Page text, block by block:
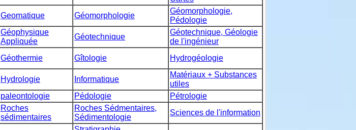
Geomatique Géomorphologie
Géomorphologie,
Pédologie
Géophysique
Appliquée
Géotechnique
Géotechnique, Géologie
de l'ingénieur
Géothermie Gîtologie
Hydrogéologie
Hydrologie Informatique
Matériaux + Substances
utiles
paleontologie Pédologie
Pétrologie
Roches
sédimentaires
Roches Sédmentaires,
Sédimentologie
Sciences de l'information